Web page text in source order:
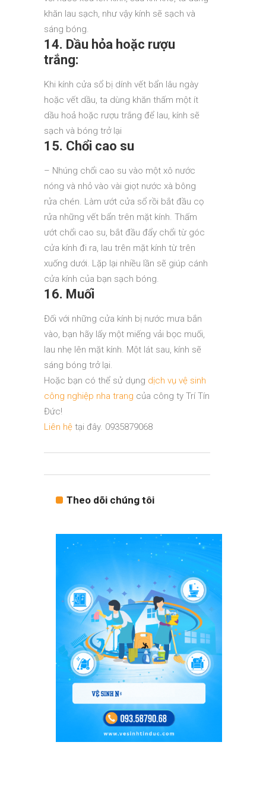
khăn lau sạch, như vậy kính sẽ sạch và
sáng bóng.
14. Dầu hỏa hoặc rượu
trắng:
Khi kính cửa sổ bị dính vết bẩn lâu ngày
hoặc vết dầu, ta dùng khăn thấm một ít
dầu hoả hoặc rượu trắng để lau, kính sẽ
sạch và bóng trở lại
15. Chổi cao su
– Nhúng chổi cao su vào một xô nước
nóng và nhỏ vào vài giọt nước xà bông
rửa chén. Làm ướt cửa sổ rồi bắt đầu cọ
rửa những vết bẩn trên mặt kính. Thấm
ướt chổi cao su, bắt đầu đẩy chổi từ góc
cửa kính đi ra, lau trên mặt kính từ trên
xuống dưới. Lặp lại nhiều lần sẽ giúp cánh
cửa kính của bạn sạch bóng.
16. Muối
Đối với những cửa kính bị nước mưa bắn
vào, bạn hãy lấy một miếng vải bọc muối,
lau nhẹ lên mặt kính. Một lát sau, kính sẽ
sáng bóng trở lại.
Hoặc bạn có thể sử dụng dịch vụ vệ sinh
công nghiệp nha trang của công ty Trí Tín
Đức!
Liên hệ tại đây. 0935879068
Theo dõi chúng tôi